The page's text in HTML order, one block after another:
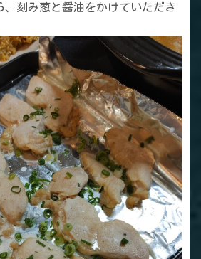
刻み葱と醤油をかけていただき